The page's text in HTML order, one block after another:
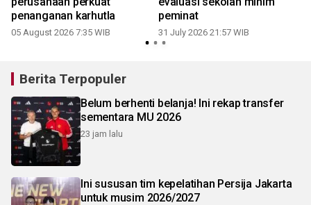
penanganan karhutla
05 August 2026 7:35 WIB
peminat
31 July 2026 21:57 WIB
Berita Terpopuler
Belum berhenti belanja! Ini rekap transfer
sementara MU 2026
23 jam lalu
Ini sususan tim kepelatihan Persija Jakarta
untuk musim 2026/2027